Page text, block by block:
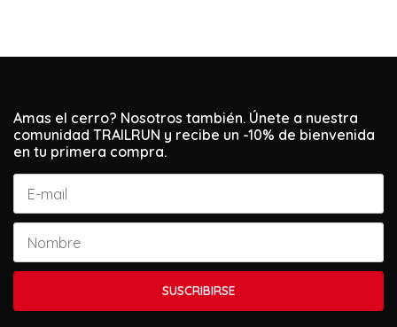
Amas el cerro? Nosotros también. Únete a nuestra
comunidad TRAILRUN y recibe un -10% de bienvenida
en tu primera compra.
SUSCRIBIRSE